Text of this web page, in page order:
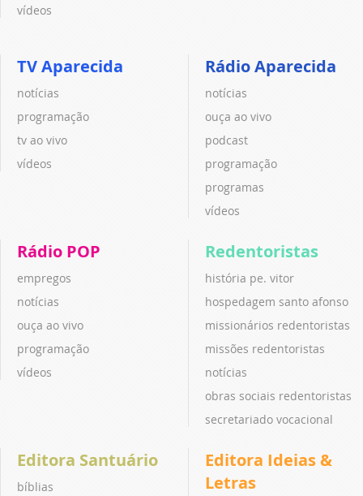
vídeos
TV Aparecida
notícias
programação
tv ao vivo
vídeos
Rádio Aparecida
notícias
ouça ao vivo
podcast
programação
programas
vídeos
Rádio POP
empregos
notícias
ouça ao vivo
programação
vídeos
Redentoristas
história pe. vitor
hospedagem santo afonso
missionários redentoristas
missões redentoristas
notícias
obras sociais redentoristas
secretariado vocacional
Editora Santuário
bíblias
Editora Ideias &
Letras